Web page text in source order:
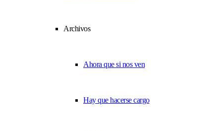
Archivos
Ahora que si nos ven
Hay que hacerse cargo